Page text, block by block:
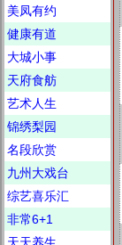
美凤有约
健康有道
大城小事
天府食舫
艺术人生
锦绣梨园
名段欣赏
九州大戏台
综艺喜乐汇
非常6+1